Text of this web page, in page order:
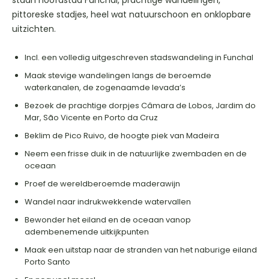
pittoreske stadjes, heel wat natuurschoon en onklopbare
uitzichten.
Incl. een volledig uitgeschreven stadswandeling in Funchal
Maak stevige wandelingen langs de beroemde
waterkanalen, de zogenaamde levada’s
Bezoek de prachtige dorpjes Câmara de Lobos, Jardim do
Mar, São Vicente en Porto da Cruz
Beklim de Pico Ruivo, de hoogte piek van Madeira
Neem een frisse duik in de natuurlijke zwembaden en de
oceaan
Proef de wereldberoemde maderawijn
Wandel naar indrukwekkende watervallen
Bewonder het eiland en de oceaan vanop
adembenemende uitkijkpunten
Maak een uitstap naar de stranden van het naburige eiland
Porto Santo